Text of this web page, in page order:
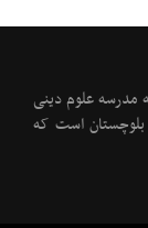
مدرسه علوم دینی
است که